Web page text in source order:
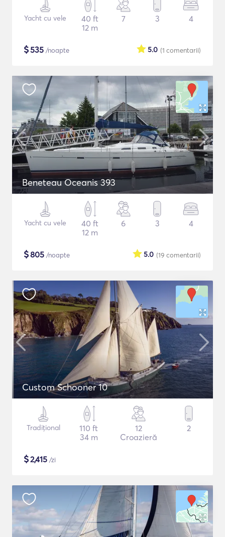
Yacht cu vele
40 ft
12 m
7 3 4
$535 /noapte (1 comentarii)
5.0
Beneteau Oceanis 393
Yacht cu vele
40 ft
12 m
6 3 4
$805 /noapte (19 comentarii)
5.0
Custom Schooner 10
Tradițional
110 ft
34 m
12
Croazieră
2
$2,415 /zi